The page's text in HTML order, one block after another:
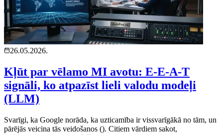
26.05.2026.
Kļūt par vēlamo MI avotu: E-E-A-T
signāli, ko atpazīst lieli valodu modeļi
(LLM)
Svarīgi, ka Google norāda, ka uzticamība ir vissvarīgākā no tām, un
pārējās veicina tās veidošanos (). Citiem vārdiem sakot,